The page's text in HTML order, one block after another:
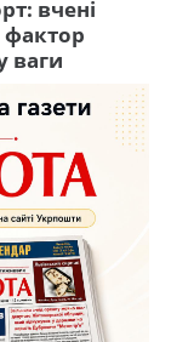
вчені
ваги